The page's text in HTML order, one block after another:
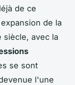
de ce
de la
siècle, avec la
se sont
l'une